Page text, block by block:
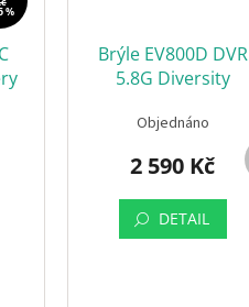
%
Brýle EV800D DVR
5.8G Diversity
Objednáno
2 590 Kč
DETAIL